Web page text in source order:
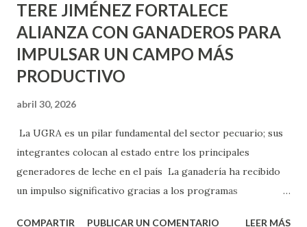
TERE JIMÉNEZ FORTALECE
ALIANZA CON GANADEROS PARA
IMPULSAR UN CAMPO MÁS
PRODUCTIVO
abril 30, 2026
La UGRA es un pilar fundamental del sector pecuario; sus
integrantes colocan al estado entre los principales
generadores de leche en el país La ganadería ha recibido
un impulso significativo gracias a los programas
COMPARTIR PUBLICAR UN COMENTARIO LEER MÁS